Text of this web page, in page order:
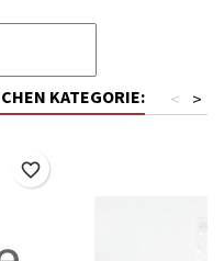
KATEGORIE: >
<
favorite_border